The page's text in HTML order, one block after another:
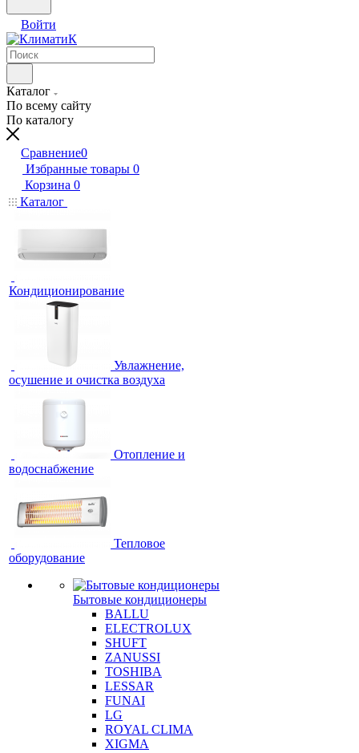
Войти
Каталог
По всему сайту
По каталогу
Сравнение0
Избранные товары 0
Корзина 0
Каталог
Кондиционирование
Увлажнение,
осушение и очистка воздуха
Отопление и
водоснабжение
Тепловое
оборудование
Бытовые кондиционеры
BALLU
ELECTROLUX
SHUFT
ZANUSSI
TOSHIBA
LESSAR
FUNAI
LG
ROYAL CLIMA
XIGMA